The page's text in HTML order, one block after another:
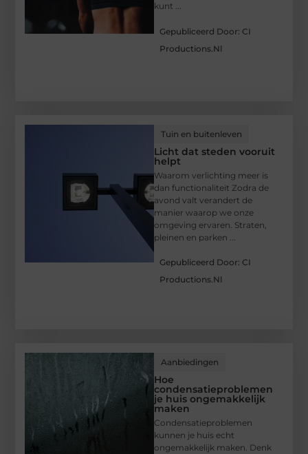
kunt ...
Gepubliceerd Door: CI
Productions.nl
Tuin en buitenleven
Licht dat steden vooruit
helpt
Waarom verlichting meer is
dan functionaliteit Zodra de
avond valt verandert de
manier waarop we onze
omgeving ervaren. Straten,
pleinen en parken ...
Gepubliceerd Door: CI
Productions.nl
Aanbiedingen
Hoe
condensatieproblemen
je huis ongemakkelijk
maken
Condensatieproblemen
kunnen je huis echt
ongemakkelijk maken. Denk